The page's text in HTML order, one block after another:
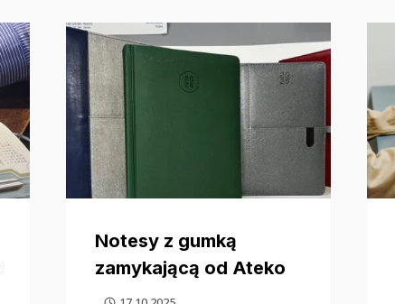
Notesy z gumką
zamykającą od Ateko